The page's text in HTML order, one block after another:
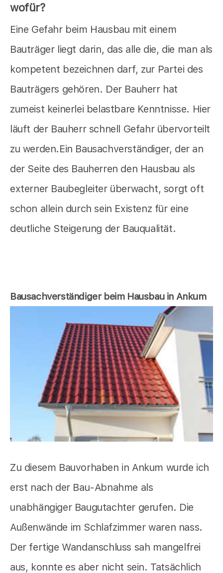
wofür?
Eine Gefahr beim Hausbau mit einem
Bauträger liegt darin, das alle die, die man als
kompetent bezeichnen darf, zur Partei des
Bauträgers gehören. Der Bauherr hat
zumeist keinerlei belastbare Kenntnisse. Hier
läuft der Bauherr schnell Gefahr übervorteilt
zu werden.Ein Bausachverständiger, der an
der Seite des Bauherren den Hausbau als
externer Baubegleiter überwacht, sorgt oft
schon allein durch sein Existenz für eine
deutliche Steigerung der Bauqualität.
Bausachverständiger beim Hausbau in Ankum
Zu diesem Bauvorhaben in Ankum wurde ich
erst nach der Bau-Abnahme als
unabhängiger Baugutachter gerufen. Die
Außenwände im Schlafzimmer waren nass.
Der fertige Wandanschluss sah mangelfrei
aus, konnte es aber nicht sein. Tatsächlich